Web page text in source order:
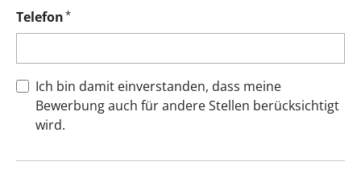
Telefon*
Ich bin damit einverstanden, dass meine
Bewerbung auch für andere Stellen berücksichtigt
wird.